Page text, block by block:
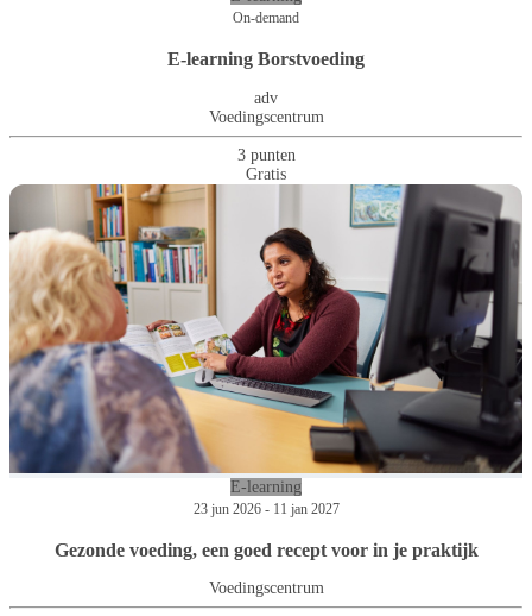
On-demand
E-learning Borstvoeding
adv
Voedingscentrum
3 punten
Gratis
E-learning
23 jun 2026 - 11 jan 2027
Gezonde voeding, een goed recept voor in je praktijk
Voedingscentrum